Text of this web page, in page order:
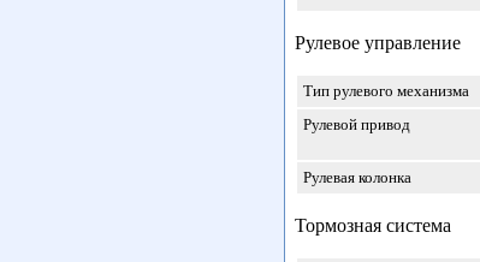
Рулевое управление
Тип рулевого механизма
Рулевой привод
Рулевая колонка
Тормозная система